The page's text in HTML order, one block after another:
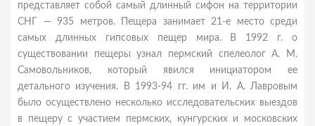
представляет собой самый длинный сифон на территории
СНГ — 935 метров. Пещера занимает 21-е место среди
самых длинных гипсовых пещер мира. В 1992 г. о
существовании пещеры узнал пермский спелеолог А. М.
Самовольников, который явился инициатором ее
детального изучения. В 1993-94 гг. им и И. А. Лавровым
было осуществлено несколько исследовательских выездов
в пещеру с участием пермских, кунгурских и московских